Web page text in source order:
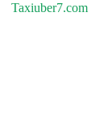
Taxiuber7.com